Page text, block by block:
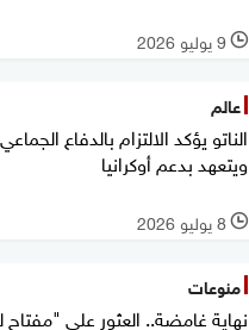
l 9 يوليو 2026
عالم
الناتو يؤكد الالتزام بالدفاع
ويتعهد بدعم أوكرانيا
l 8 يوليو 2026
منوعات
نهاية غامضة.. العثور على "مفتاح